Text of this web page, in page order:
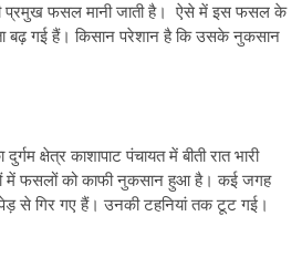
प्रमुख फसल मानी जाती है। ऐसे में इस फसल के
बढ़ गई हैं। किसान परेशान है कि उसके नुकसान
क्षेत्र काशापाट पंचायत में बीती रात भारी
में फसलों को काफी नुकसान हुआ है। कई जगह
से गिर गए हैं। उनकी टहनियां तक टूट गई।